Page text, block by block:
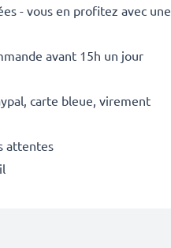
- vous en profitez avec une
avant 15h un jour
carte bleue, virement
attentes